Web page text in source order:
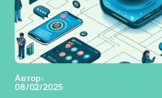
Автор:
08/02/2025